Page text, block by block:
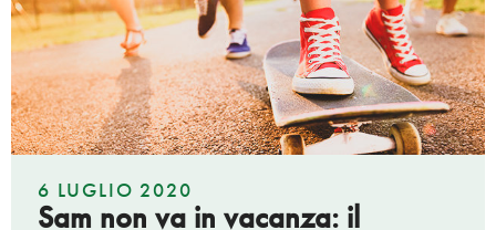
6 LUGLIO 2020
Sam non va in vacanza: il